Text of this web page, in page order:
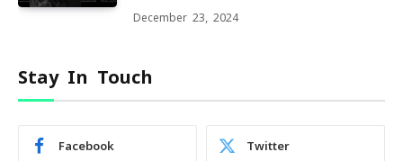
December 23, 2024
Stay In Touch
Facebook Twitter